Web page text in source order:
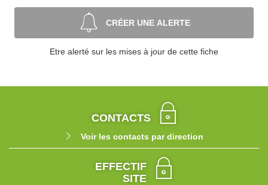
CRÉER UNE ALERTE
Etre alerté sur les mises à jour de cette fiche
CONTACTS
Voir les contacts par direction
EFFECTIF
SITE